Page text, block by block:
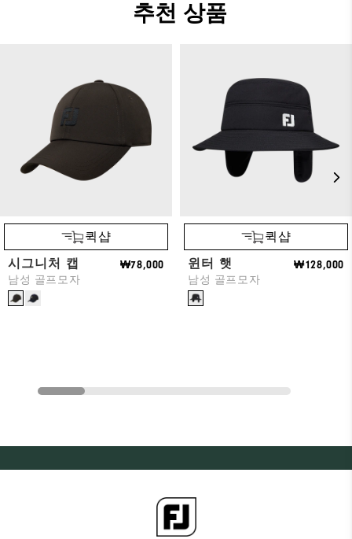
추천 상품
퀵샵
시그니처 캡
남성 골프모자
₩78,000
퀵샵
윈터 햇
남성 골프모자
₩128,000